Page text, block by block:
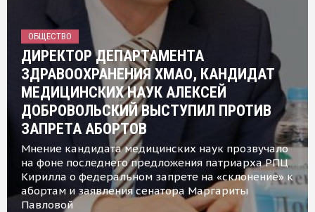
ОБЩЕСТВО
ДИРЕКТОР ДЕПАРТАМЕНТА
ЗДРАВООХРАНЕНИЯ ХМАО, КАНДИДАТ
МЕДИЦИНСКИХ НАУК АЛЕКСЕЙ
ДОБРОВОЛЬСКИЙ ВЫСТУПИЛ ПРОТИВ
ЗАПРЕТА АБОРТОВ
Мнение кандидата медицинских наук прозвучало
на фоне последнего предложения патриарха РПЦ
Кирилла о федеральном запрете на «склонение» к
абортам и заявления сенатора Маргариты
Павловой